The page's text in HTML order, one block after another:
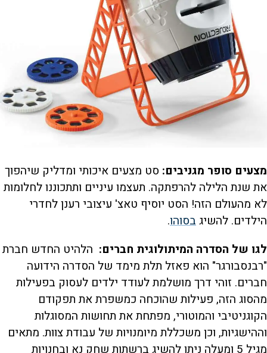
מצעים סופר מגניבים: סט מצעים איכותי ומדליק שיהפוך
את שנת הלילה להרפתקה. תעצמו עיניים ותתכוננו לחלומות
לא מהעולם הזה! הסט יוסיף טאצ' עיצובי רענן לחדרי
הילדים. להשיגבסוהו.
לגו של הסדרה המיתולוגית חברים: הלהיט החדש חברת
"רבנסבורגר" הוא פאזל תלת מימד של הסדרה הידועה
חברים. זוהי דרך מושלמת לעודד ילדים לעסוק בפעילות
מהסוג הזה, פעילות שהוכחה כמשפרת את תפקודם
הקוגניטיבי והמוטורי, מפתחת את תחושות המסוגלות
וההישגיות, וכן משכללת מיומנויות של עבודת צוות. מתאים
מגיל 5 ומעלה ניתן להשיג ברשתות שחק נא ובחנויות